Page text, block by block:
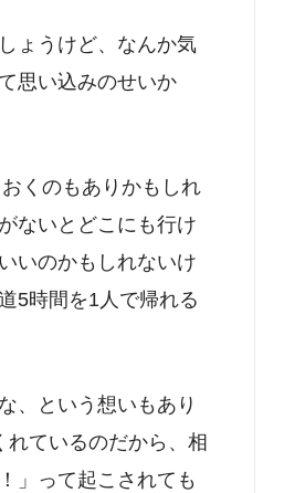
ょうけど、なんか気
思い込みのせいか
くのもありかもしれ
ないとどこにも行け
いのかもしれないけ
5時間を1人で帰れる
、という想いもあり
ているのだから、相
」って起こされても